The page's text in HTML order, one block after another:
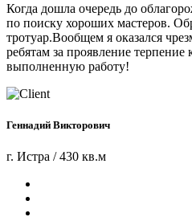
Когда дошла очередь до
по поиску хороших мастеров.
тротуар.Вообщем я оказался
ребятам за проявление
выполненную работу!
Геннадий Викторович
г. Истра / 430 кв.м